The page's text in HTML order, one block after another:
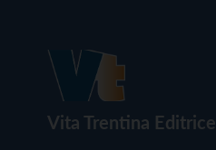
Vita Trentina Editrice